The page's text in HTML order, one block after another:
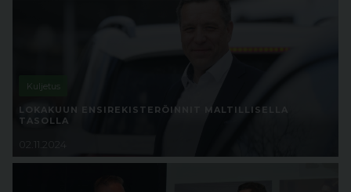
Kuljetus
LOKAKUUN ENSIREKISTERÖINNIT MALTILLISELLA
TASOLLA
02.11.2024